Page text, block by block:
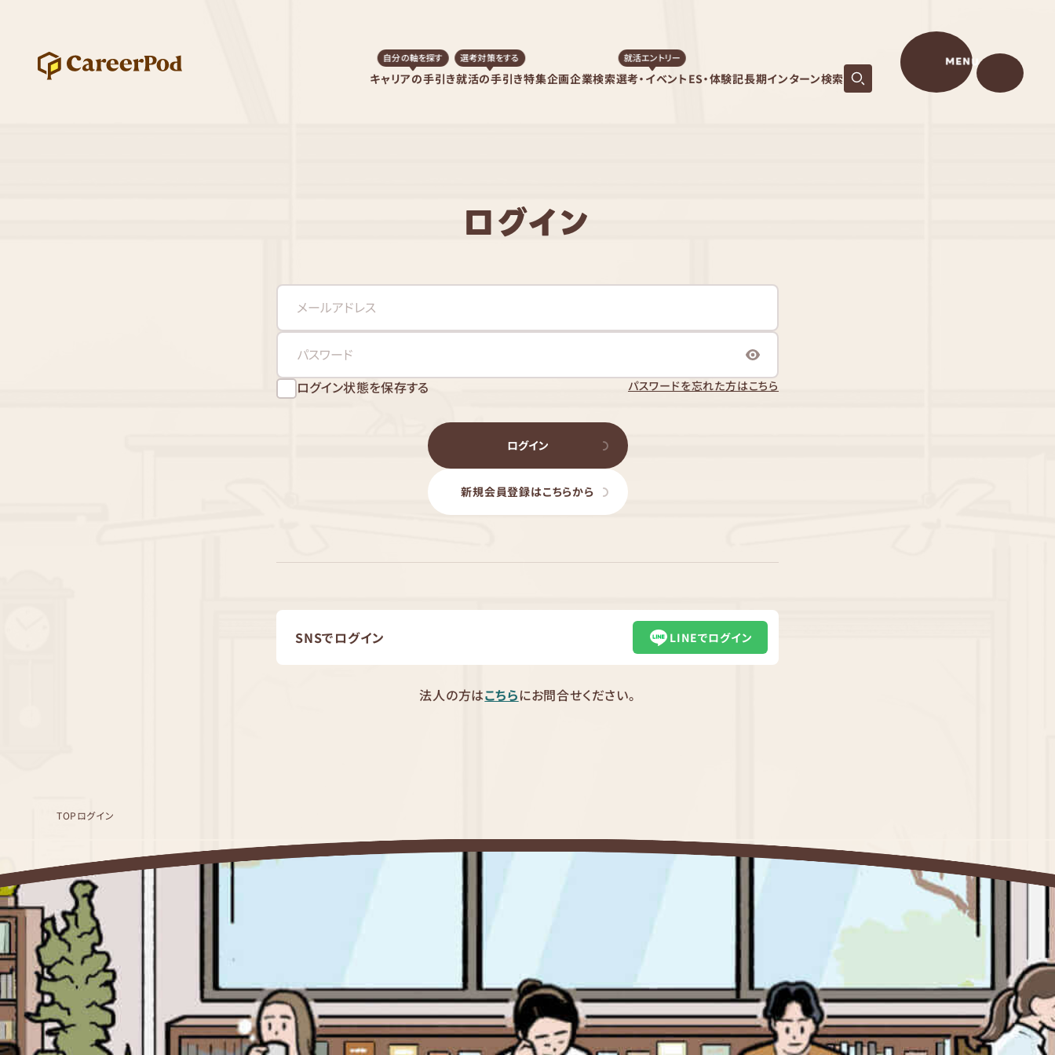
キャリアの手引き
自分の軸を探す
就活の手引き
選考対策をする
特集企画企業検索選考・イベント
就活エントリー
ES・体験記長期インターン検索
MENU
ログイン
ログイン状態を保存する パスワードを忘れた方はこちら
ログイン
新規会員登録はこちらから
SNSでログイン LINEでログイン
法人の方はこちらにお問合せください。
TOPログイン